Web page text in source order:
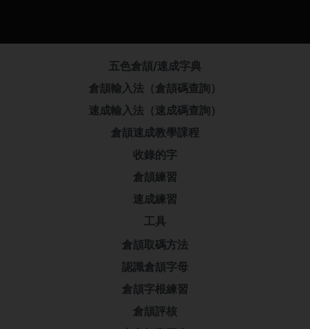
五色倉頡/速成字典
倉頡輸入法（倉頡碼查詢）
速成輸入法（速成碼查詢）
倉頡速成教學課程
收錄的字
倉頡練習
速成練習
工具
倉頡取碼方法
認識倉頡字母
倉頡字根練習
倉頡評核